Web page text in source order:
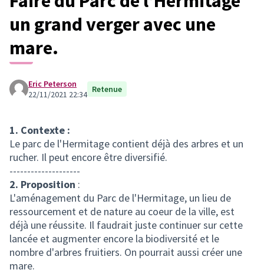
un grand verger avec une
mare.
Eric Peterson
22/11/2021 22:34 Retenue
1. Contexte :
Le parc de l'Hermitage contient déjà des arbres et un
rucher. Il peut encore être diversifié.
--------------------
2. Proposition :
L'aménagement du Parc de l'Hermitage, un lieu de
ressourcement et de nature au coeur de la ville, est
déjà une réussite. Il faudrait juste continuer sur cette
lancée et augmenter encore la biodiversité et le
nombre d'arbres fruitiers. On pourrait aussi créer une
mare.